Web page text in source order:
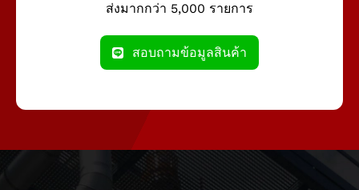
ส่งมากกว่า 5,000 รายการ
สอบถามข้อมูลสินค้า